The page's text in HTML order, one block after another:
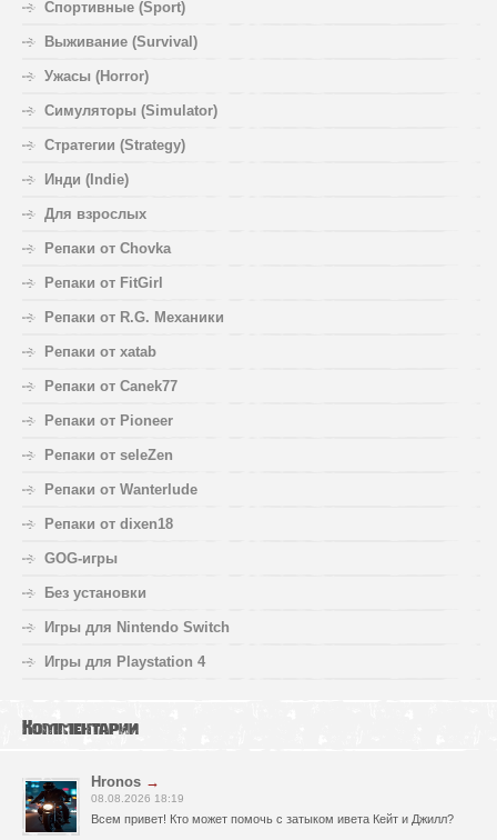
Спортивные (Sport)
Выживание (Survival)
Ужасы (Horror)
Симуляторы (Simulator)
Стратегии (Strategy)
Инди (Indie)
Для взрослых
Репаки от Chovka
Репаки от FitGirl
Репаки от R.G. Механики
Репаки от xatab
Репаки от Canek77
Репаки от Pioneer
Репаки от seleZen
Репаки от Wanterlude
Репаки от dixen18
GOG-игры
Без установки
Игры для Nintendo Switch
Игры для Playstation 4
Комментарии
Hronos →
08.08.2026 18:19
Всем привет! Кто может помочь с затыком ивета Кейт и Джилл?